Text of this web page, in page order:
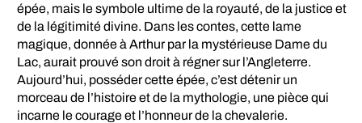
épée, mais le symbole ultime de la royauté, de la justice et
de la légitimité divine. Dans les contes, cette lame
magique, donnée à Arthur par la mystérieuse Dame du
Lac, aurait prouvé son droit à régner sur l’Angleterre.
Aujourd’hui, posséder cette épée, c’est détenir un
morceau de l’histoire et de la mythologie, une pièce qui
incarne le courage et l’honneur de la chevalerie.